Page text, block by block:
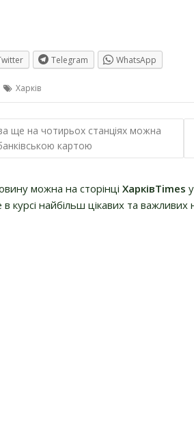
Telegram WhatsApp
Харків
ще на чотирьох станціях можна
картою
можна на сторінці ХарківTimes у
курсі найбільш цікавих та важливих